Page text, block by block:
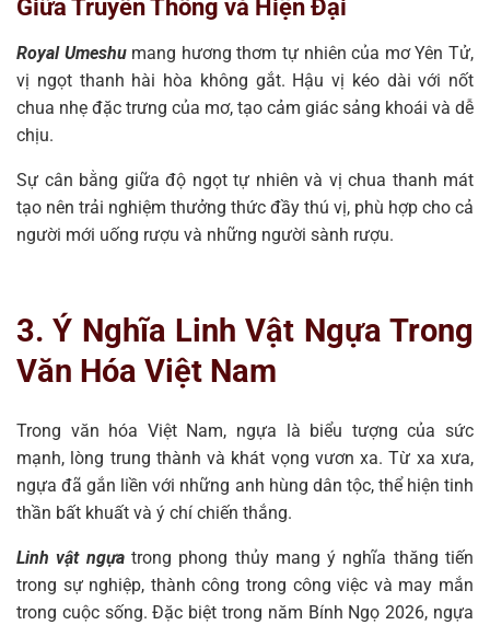
Giữa Truyền Thống và Hiện Đại
Royal Umeshumang hương thơm tự nhiên của mơ Yên Tử,
vị ngọt thanh hài hòa không gắt. Hậu vị kéo dài với nốt
chua nhẹ đặc trưng của mơ, tạo cảm giác sảng khoái và dễ
chịu.
Sự cân bằng giữa độ ngọt tự nhiên và vị chua thanh mát
tạo nên trải nghiệm thưởng thức đầy thú vị, phù hợp cho cả
người mới uống rượu và những người sành rượu.
3. Ý Nghĩa Linh Vật Ngựa Trong
Văn Hóa Việt Nam
Trong văn hóa Việt Nam, ngựa là biểu tượng của sức
mạnh, lòng trung thành và khát vọng vươn xa. Từ xa xưa,
ngựa đã gắn liền với những anh hùng dân tộc, thể hiện tinh
thần bất khuất và ý chí chiến thắng.
Linh vật ngựatrong phong thủy mang ý nghĩa thăng tiến
trong sự nghiệp, thành công trong công việc và may mắn
trong cuộc sống. Đặc biệt trong năm Bính Ngọ 2026, ngựa